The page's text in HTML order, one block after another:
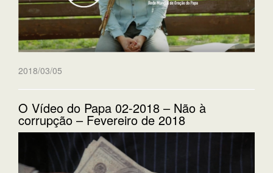
2018/03/05
O Vídeo do Papa 02-2018 – Não à
corrupção – Fevereiro de 2018